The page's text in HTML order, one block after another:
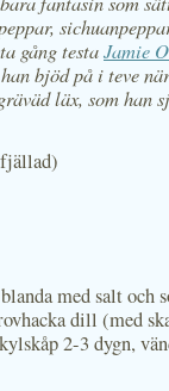
gång testaJamie
bjöd på i teve
läx, som han
med salt och
dill (med
2-3 dygn,